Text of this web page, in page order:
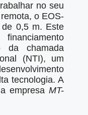
no seu
o EOS-
0,5 m. Este
da chamada
(NTI), um
tecnologia. A
empresa MT-